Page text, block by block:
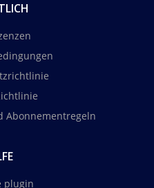
Abonnementregeln
plugin